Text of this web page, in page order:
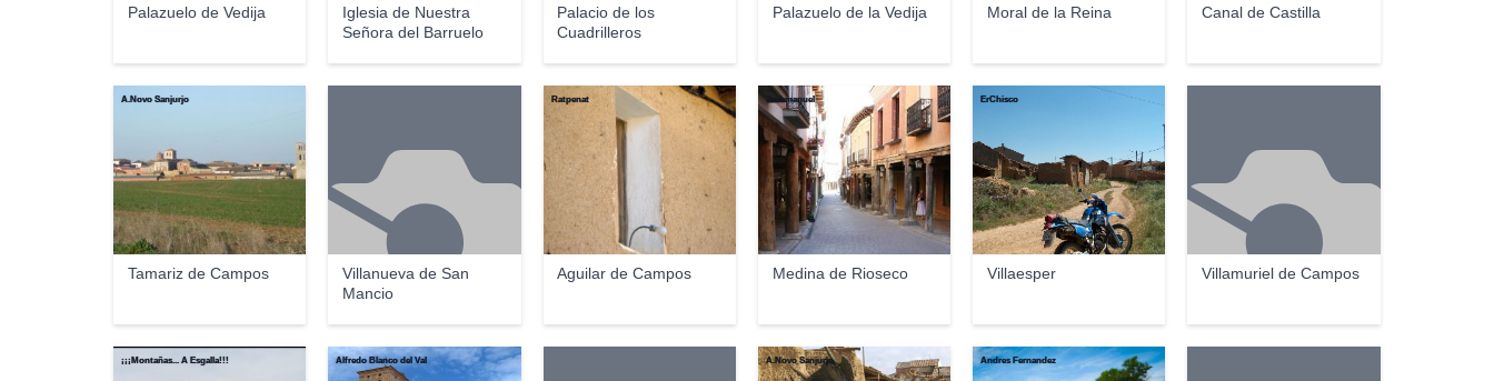
Palazuelo de Vedija
Iglesia de Nuestra
Señora del Barruelo
Palacio de los
Cuadrilleros
Palazuelo de la Vedija Moral de la Reina Canal de Castilla
Tamariz de Campos
A.Novo Sanjurjo
Villanueva de San
Mancio
Aguilar de Campos
Ratpenat
Medina de Rioseco
Josemanuel
Villaesper
ErChisco
Villamuriel de Campos
¡¡¡Montañas... A Esgalla!!! Alfredo Blanco del Val A.Novo Sanjurjo Andres Fernandez